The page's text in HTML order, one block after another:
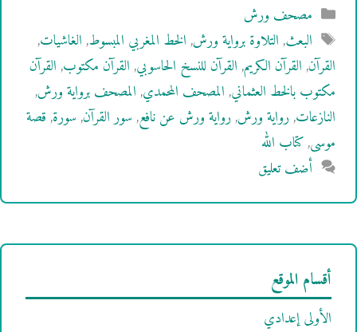
التصنيفات
مصحف ورش
الوسوم
البعث,التلاوة برواية ورش,الخط المغربي المبسوط,الغاشيات,
القرآن,القرآن الكريم,القرآن للنسخ الحاسوبي,القرآن مكتوب,القرآن
مكتوب بالخط العثماني,المصحف المحمدي,المصحف برواية ورش,
النازعات,رواية ورش,رواية ورش عن نافع,سور القرآن,سورة,قصة
موسى,كتاب الله
أضف تعليق
أقسام الموقع
الأولى إعدادي